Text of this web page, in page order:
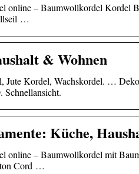
online – Baumwollkordel Kordel
…
& Wohnen
Jute Kordel, Wachskordel. …
Küche,
online – Baumwollkordel mit
Cord …